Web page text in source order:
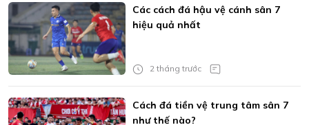
Các cách đá hậu vệ cánh sân 7
hiệu quả nhất
2 tháng trước
Cách đá tiền vệ trung tâm sân 7
như thế nào?